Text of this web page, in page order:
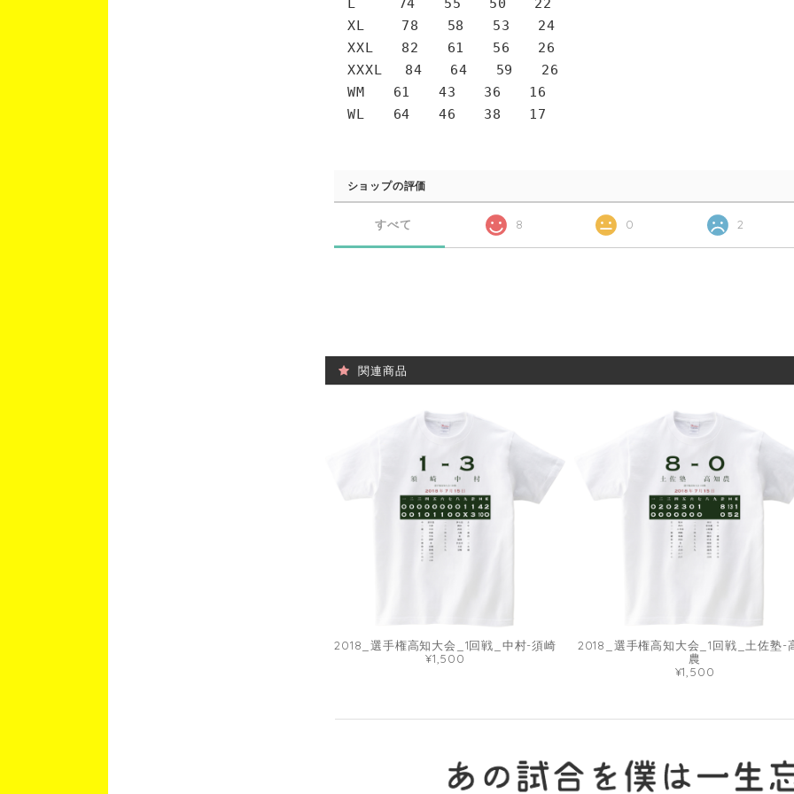
XL 78 58 53 24
XXL 82 61 56 26
XXXL 84 64 59 26
WM 61 43 36 16
WL 64 46 38 17
ショップの評価
すべて 8 0 2
関連商品
2018_選手権高知大会_1回戦_中村-須崎
¥1,500
2018_選手権高知大会_1回戦_土佐塾-
農
¥1,500